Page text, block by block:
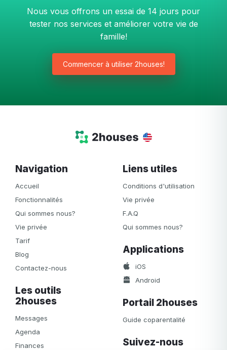
Nous vous offrons un essai de 14 jours pour
tester nos services et améliorer votre vie de
famille!
Commencer à utiliser 2houses!
Navigation
Accueil
Fonctionnalités
Qui sommes nous?
Vie privée
Tarif
Blog
Contactez-nous
Les outils
2houses
Messages
Agenda
Finances
Liens utiles
Conditions d'utilisation
Vie privée
F.A.Q
Qui sommes nous?
Applications
iOS
Android
Portail 2houses
Guide coparentalité
Suivez-nous